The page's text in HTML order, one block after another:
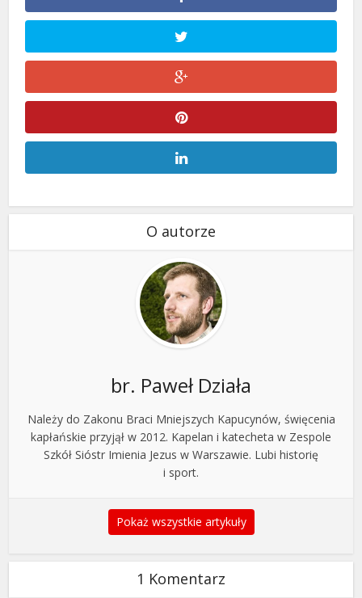
O autorze
br. Paweł Działa
Należy do Zakonu Braci Mniejszych Kapucynów, święcenia
kapłańskie przyjął w 2012. Kapelan i katecheta w Zespole
Szkół Sióstr Imienia Jezus w Warszawie. Lubi historię
i sport.
Pokaż wszystkie artykuły
1 Komentarz